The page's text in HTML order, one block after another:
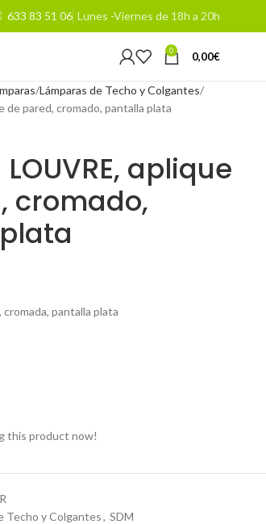
633 83 51 06 Lunes -Viernes de 18h a 20h
0 0,00€
Lámparas de Techo y Colgantes
de pared, cromado, pantalla plata
aplique
cromado,
pantalla plata
this product now!
Techo y Colgantes, SDM